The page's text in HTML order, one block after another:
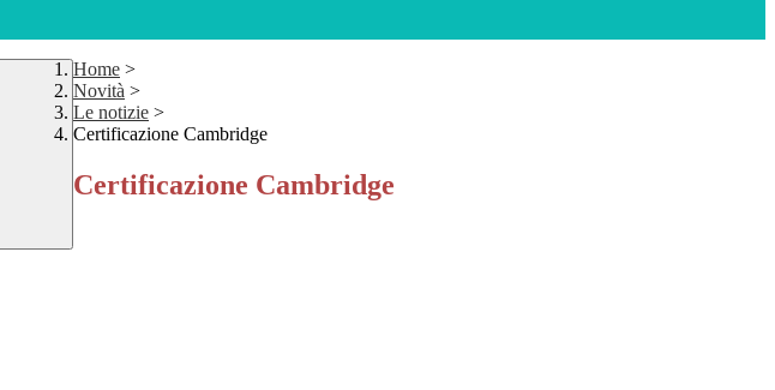
Home >
Novità >
Le notizie >
Certificazione Cambridge
Certificazione Cambridge